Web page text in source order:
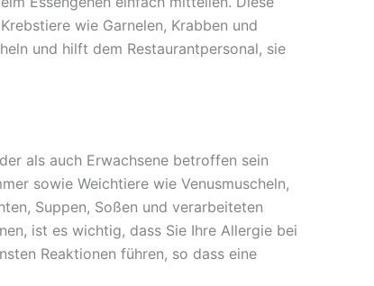
wie Garnelen, Krabben und
und hilft dem Restaurantpersonal, sie
als auch Erwachsene betroffen sein
sowie Weichtiere wie Venusmuscheln,
Suppen, Soßen und verarbeiteten
ist es wichtig, dass Sie Ihre Allergie bei
Reaktionen führen, so dass eine